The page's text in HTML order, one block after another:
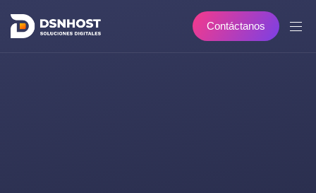
Contáctanos